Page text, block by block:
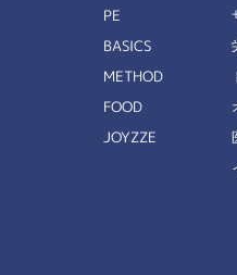
PE
BASICS
METHOD
FOOD
JOYZZE